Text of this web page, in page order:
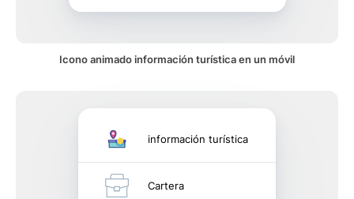
Icono animado información turística en un móvil
información turística
Cartera